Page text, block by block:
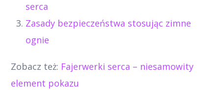
serca
Zasady bezpieczeństwa stosując zimne
ognie
Zobacz też: Fajerwerki serca – niesamowity
element pokazu